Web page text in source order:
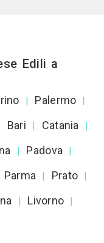
Edili a
| Palermo |
Bari | Catania |
| Padova |
Parma | Prato |
| Livorno |